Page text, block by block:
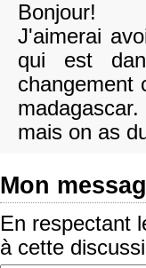
Bonjour!
J'aimerai
qui est
changement
mais on as
Mon
En respectant
à cette